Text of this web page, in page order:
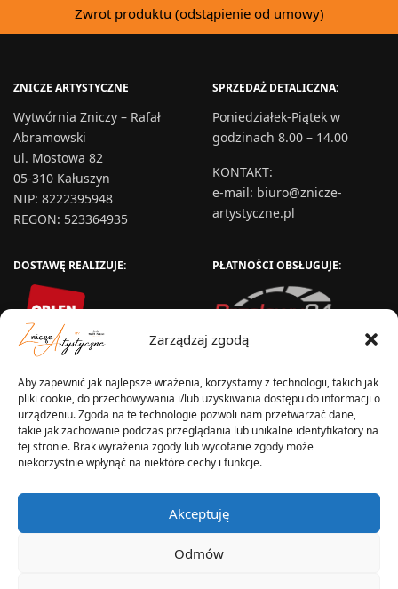
Zarządzaj zgodą
Aby zapewnić jak najlepsze wrażenia, korzystamy z technologii, takich jak
pliki cookie, do przechowywania i/lub uzyskiwania dostępu do informacji o
urządzeniu. Zgoda na te technologie pozwoli nam przetwarzać dane,
takie jak zachowanie podczas przeglądania lub unikalne identyfikatory na
tej stronie. Brak wyrażenia zgody lub wycofanie zgody może
niekorzystnie wpłynąć na niektóre cechy i funkcje.
Akceptuję
Odmów
Zwrot produktu (odstąpienie od umowy)
ZNICZE ARTYSTYCZNE
Wytwórnia Zniczy – Rafał
Abramowski
ul. Mostowa 82
05-310 Kałuszyn
NIP: 8222395948
REGON: 523364935
SPRZEDAŻ DETALICZNA:
Poniedziałek-Piątek w
godzinach 8.00 – 14.00
KONTAKT:
e-mail: biuro@znicze-
artystyczne.pl
DOSTAWĘ REALIZUJE: PŁATNOŚCI OBSŁUGUJE:
2025 © Znicz Polski -